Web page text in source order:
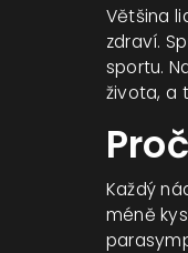
Většina
zdraví.
sportu.
života, a
Každý
méně